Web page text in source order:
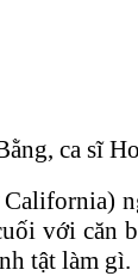
ca sĩ
với
tật làm gì.